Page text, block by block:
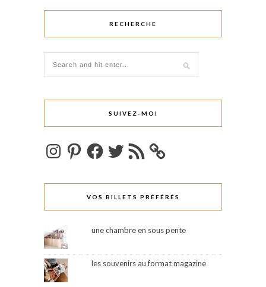
RECHERCHE
SUIVEZ-MOI
InstagramPinterestFacebookTwitterFlux
RSS
VOS BILLETS PRÉFÉRÉS
une chambre en sous pente
les souvenirs au format magazine